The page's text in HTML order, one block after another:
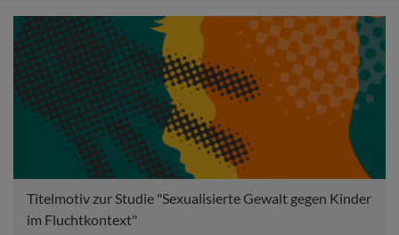
Titelmotiv zur Studie "Sexualisierte Gewalt gegen Kinder
im Fluchtkontext"